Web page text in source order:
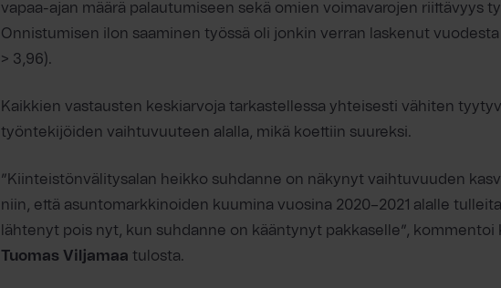
vapaa-ajan määrä palautumiseen sekä omien voimavarojen riittävyys
Onnistumisen ilon saaminen työssä oli jonkin verran laskenut vuodesta
> 3,96).
Kaikkien vastausten keskiarvoja tarkastellessa yhteisesti vähiten
työntekijöiden vaihtuvuuteen alalla, mikä koettiin suureksi.
”Kiinteistönvälitysalan heikko suhdanne on näkynyt vaihtuvuuden
niin, että asuntomarkkinoiden kuumina vuosina 2020–2021 alalle
lähtenyt pois nyt, kun suhdanne on kääntynyt pakkaselle”, kommentoi
Tuomas Viljamaa tulosta.